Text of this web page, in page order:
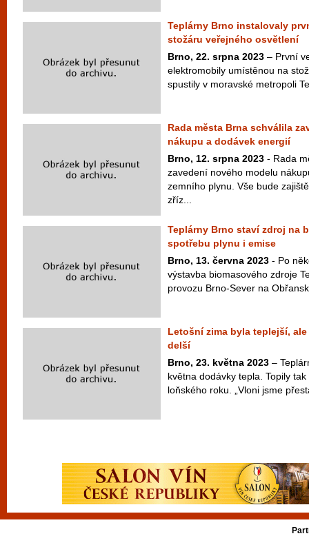
Teplárny Brno instalovaly
stožáru veřejného osvětlení
Brno, 22. srpna 2023 – První
elektromobily umístěnou na
spustily v moravské metropoli
Rada města Brna schválila
nákupu a dodávek energií
Brno, 12. srpna 2023 - Rada
zavedení nového modelu
zemního plynu. Vše bude
zříz...
Teplárny Brno staví zdroj na
spotřebu plynu i emise
Brno, 13. června 2023 - Po
výstavba biomasového zdroje
provozu Brno-Sever na
Letošní zima byla teplejší,
delší
Brno, 23. května 2023 –
května dodávky tepla. Topily
loňského roku. „Vloni jsme